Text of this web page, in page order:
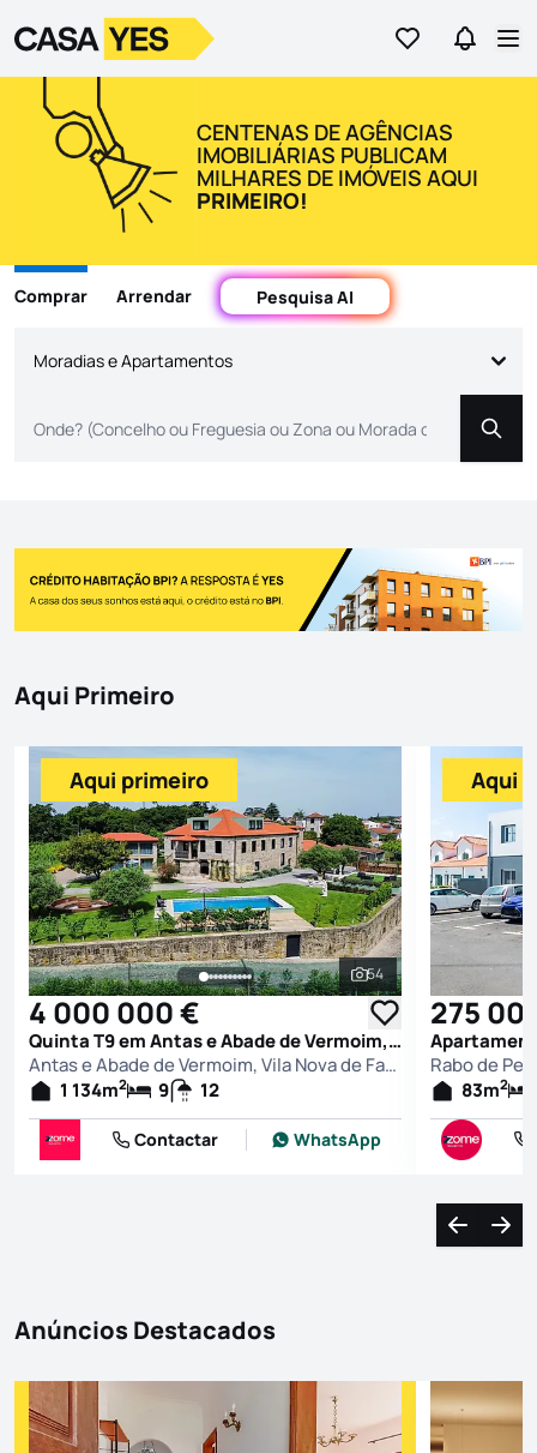
Ir para osIr para
LogoIr para a homepage
CENTENAS DE AGÊNCIAS
IMOBILIÁRIAS PUBLICAM
MILHARES DE IMÓVEIS AQUI
PRIMEIRO!
Comprar Arrendar Pesquisa AI
Moradias e Apartamentos
Aqui Primeiro
Ver todas as
54
Aqui primeiro
4 000 000 €
Quinta T9 em Antas e Abade de Vermoim, Vila Nova de Famalicão
Antas e Abade de Vermoim, Vila Nova de Famalicão
1 134m2 9 12
Contactar WhatsApp
Aqui
275
Rabo de
83m2
Anúncios Destacados